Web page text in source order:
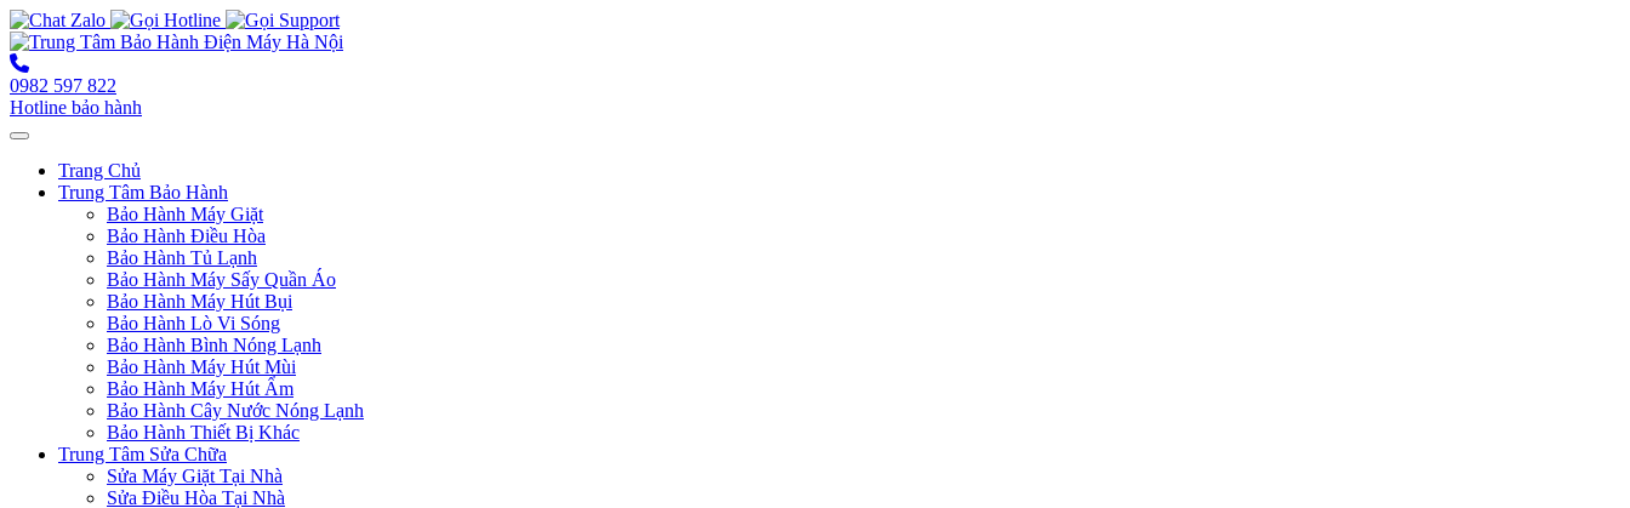
0982 597 822
Hotline bảo hành
Toggle navigation
Trang Chủ
Trung Tâm Bảo Hành
Bảo Hành Máy Giặt
Bảo Hành Điều Hòa
Bảo Hành Tủ Lạnh
Bảo Hành Máy Sấy Quần Áo
Bảo Hành Máy Hút Bụi
Bảo Hành Lò Vi Sóng
Bảo Hành Bình Nóng Lạnh
Bảo Hành Máy Hút Mùi
Bảo Hành Máy Hút Ẩm
Bảo Hành Cây Nước Nóng Lạnh
Bảo Hành Thiết Bị Khác
Trung Tâm Sửa Chữa
Sửa Máy Giặt Tại Nhà
Sửa Điều Hòa Tại Nhà